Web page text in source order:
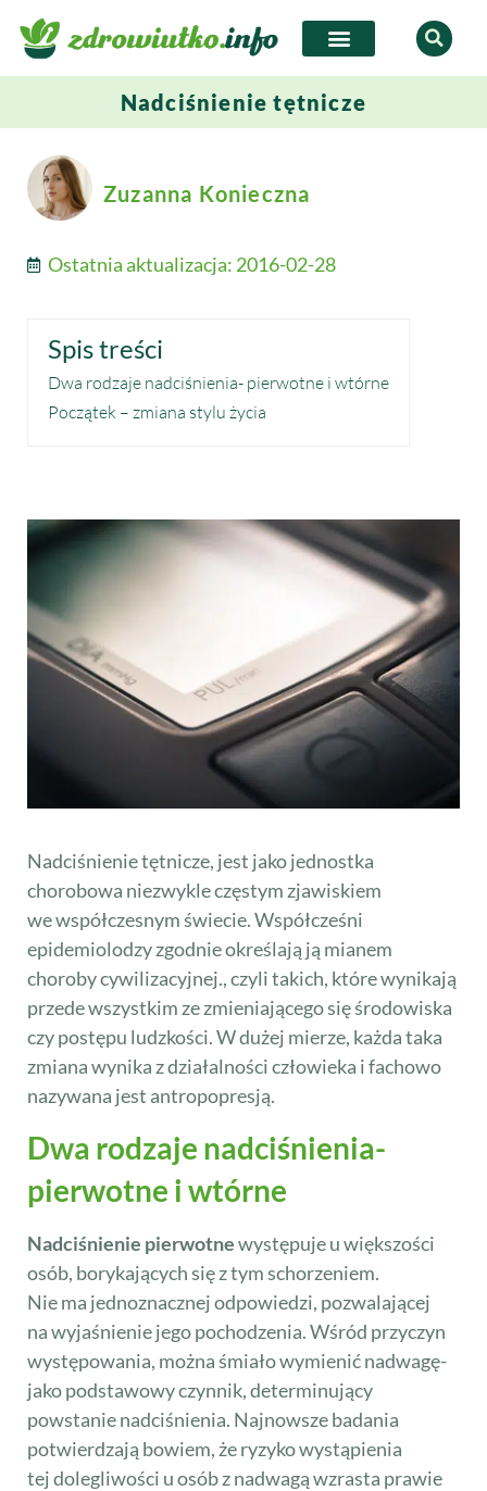
Nadciśnienie tętnicze
Zuzanna Konieczna
Ostatnia aktualizacja: 2016-02-28
Spis treści
Dwa rodzaje nadciśnienia- pierwotne i wtórne
Początek – zmiana stylu życia
Nadciśnienie tętnicze, jest jako jednostka
chorobowa niezwykle częstym zjawiskiem
we współczesnym świecie. Współcześni
epidemiolodzy zgodnie określają ją mianem
choroby cywilizacyjnej., czyli takich, które wynikają
przede wszystkim ze zmieniającego się środowiska
czy postępu ludzkości. W dużej mierze, każda taka
zmiana wynika z działalności człowieka i fachowo
nazywana jest antropopresją.
Dwa rodzaje nadciśnienia-
pierwotne i wtórne
Nadciśnienie pierwotnewystępuje u większości
osób, borykających się z tym schorzeniem.
Nie ma jednoznacznej odpowiedzi, pozwalającej
na wyjaśnienie jego pochodzenia. Wśród przyczyn
występowania, można śmiało wymienić nadwagę-
jako podstawowy czynnik, determinujący
powstanie nadciśnienia. Najnowsze badania
potwierdzają bowiem, że ryzyko wystąpienia
tej dolegliwości u osób z nadwagą wzrasta prawie